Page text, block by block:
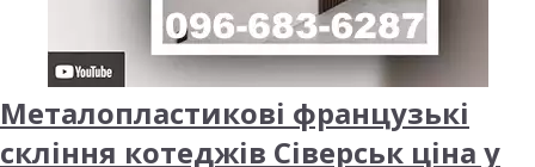
Металопластикові французькі
скління котеджів Сіверськ ціна у